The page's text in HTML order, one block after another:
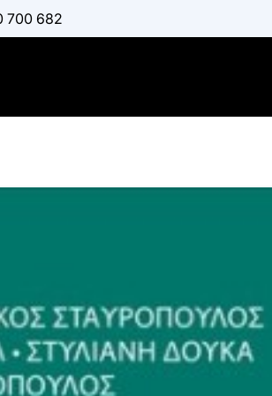
700 682
: